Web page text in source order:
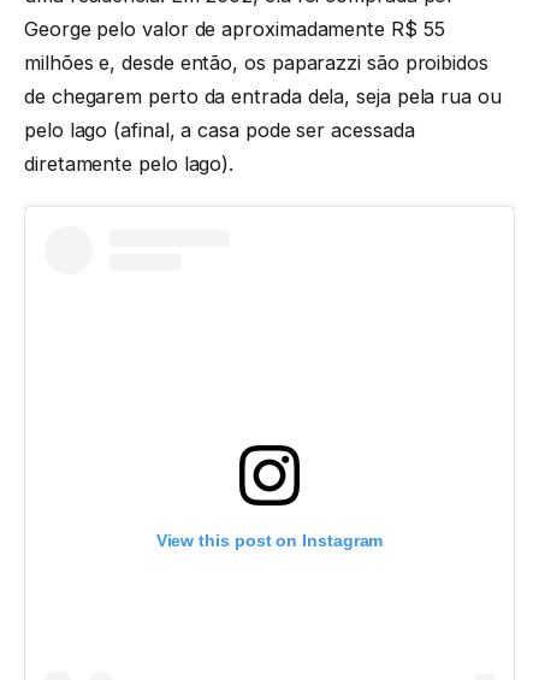
George pelo valor de aproximadamente R$ 55
milhões e, desde então, os paparazzi são proibidos
de chegarem perto da entrada dela, seja pela rua ou
pelo lago (afinal, a casa pode ser acessada
diretamente pelo lago).
View this post on Instagram